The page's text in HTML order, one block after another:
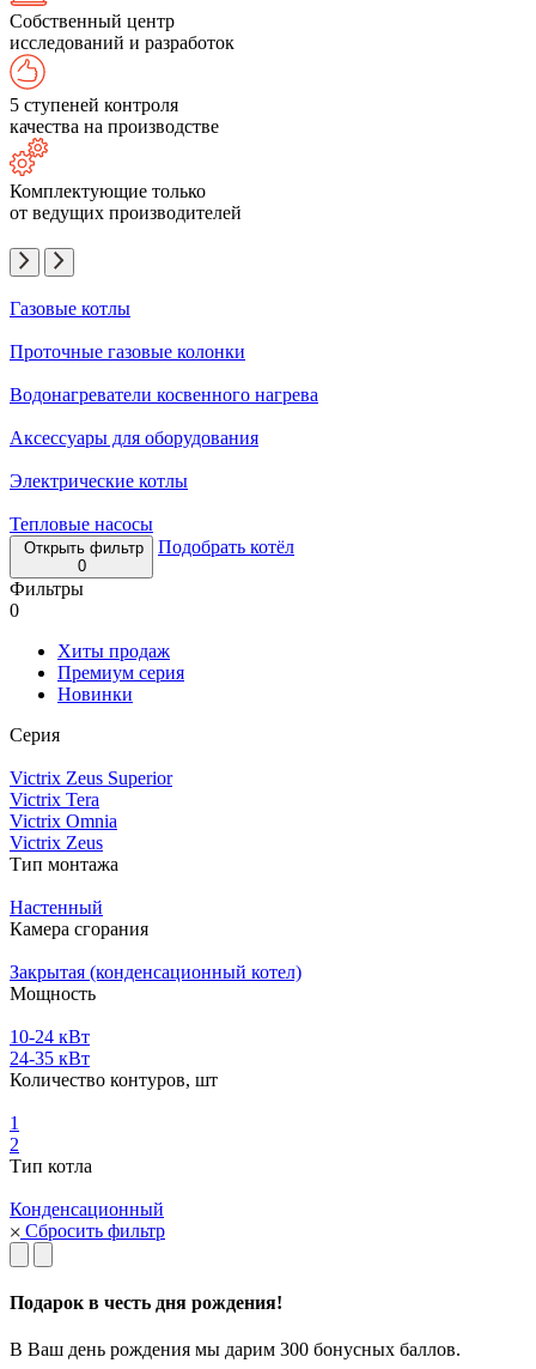
Собственный центр
исследований и разработок
5 ступеней контроля
качества на производстве
Комплектующие только
от ведущих производителей
Газовые котлы
Проточные газовые колонки
Водонагреватели косвенного нагрева
Аксессуары для оборудования
Электрические котлы
Тепловые насосы
Открыть фильтр
0
Подобрать котёл
Фильтры
0
Хиты продаж
Премиум серия
Новинки
Серия
Victrix Zeus Superior
Victrix Tera
Victrix Omnia
Victrix Zeus
Тип монтажа
Настенный
Камера сгорания
Закрытая (конденсационный котел)
Мощность
10-24 кВт
24-35 кВт
Количество контуров, шт
1
2
Тип котла
Конденсационный
Сбросить фильтр
Подарок в честь дня рождения!
В Ваш день рождения мы дарим 300 бонусных баллов.